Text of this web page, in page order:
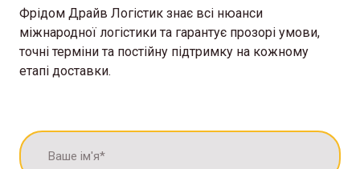
Фрідом Драйв Логістик знає всі нюанси
міжнародної логістики та гарантує прозорі умови,
точні терміни та постійну підтримку на кожному
етапі доставки.